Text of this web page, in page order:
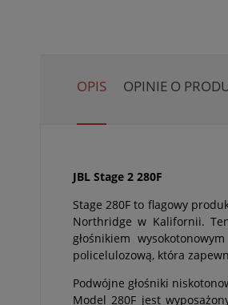
OPIS OPINIE O
JBL Stage 2 280F
Stage 280F to flagowy
Northridge w Kalifornii.
głośnikiem
policelulozową, która
Podwójne głośniki
Model 280F jest